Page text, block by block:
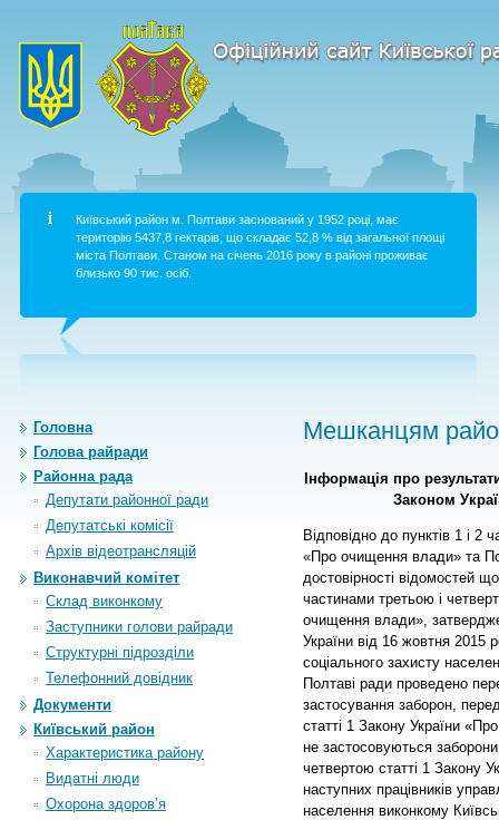
Київський район м. Полтави заснований у 1952 році, має
територію 5437,8 гектарів, що складає 52,8 % від загальної площі
міста Полтави. Станом на січень 2016 року в районі проживає
близько 90 тис. осіб.
Головна
Голова райради
Районна рада
Депутати районної ради
Депутатські комісії
Архiв вiдеотрансляцiй
Виконавчий комітет
Склад виконкому
Заступники голови райради
Структурні підрозділи
Телефонний довідник
Документи
Київський район
Характеристика району
Видатні люди
Охорона здоров’я
Мешканцям
Інформація про
Законом
Відповідно до пунктів 1 і 2
«Про очищення влади» та
достовірності відомостей
частинами третьою і
очищення влади»,
України від 16 жовтня 2015
соціального захисту
Полтаві ради проведено
застосування заборон,
статті 1 Закону України
не застосовуються
четвертою статті 1 Закону
наступних працівників
населення виконкому